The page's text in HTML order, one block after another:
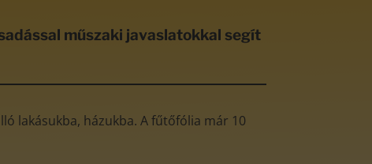
műszaki javaslatokkal segít
lakásukba, házukba. A fűtőfólia már 10